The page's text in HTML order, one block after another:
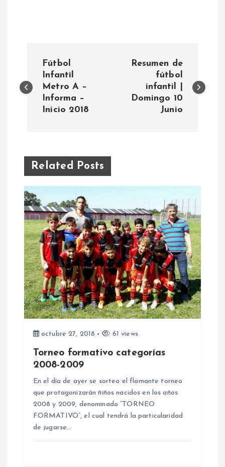
a
g
a
c
ó
n
d
Fútbol
Infantil
Metro A –
Informa –
Inicio 2018
Resumen de
fútbol
infantil |
Domingo 10
Junio
Related Posts
octubre 27, 2018 61 views
Torneo formativo categorías
2008-2009
En el día de ayer se sorteo el flamante torneo
que protagonizarán ñiños nacidos en los años
2008 y 2009, denominado “TORNEO
FORMATIVO”, el cual tendrá la particularidad
de jugarse…